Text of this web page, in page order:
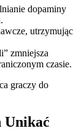
dopaminy
utrzymując
zmniejsza
czasie.
graczy do
Unikać